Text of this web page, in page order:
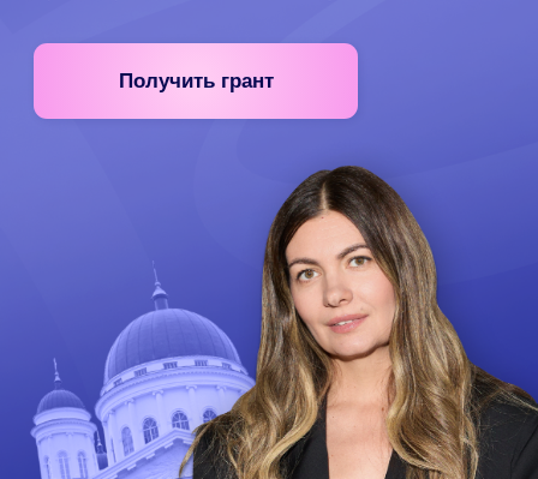
Грант — это возможность для
всех пройти обучение и
получить диплом
искусствоведа Академии OP-
POP-ART.
Условия: